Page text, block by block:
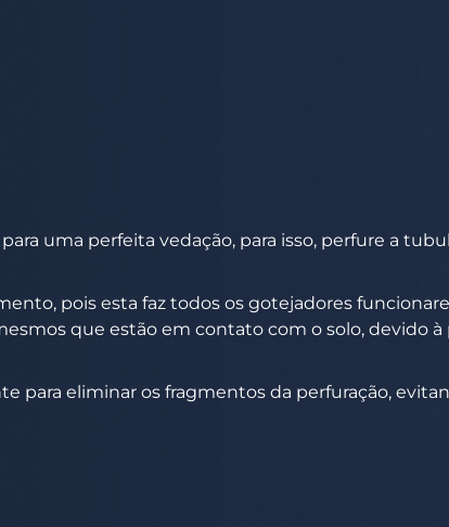
uma perfeita vedação, para isso, perfure a
pois esta faz todos os gotejadores
que estão em contato com o solo, devido à
para eliminar os fragmentos da perfuração,